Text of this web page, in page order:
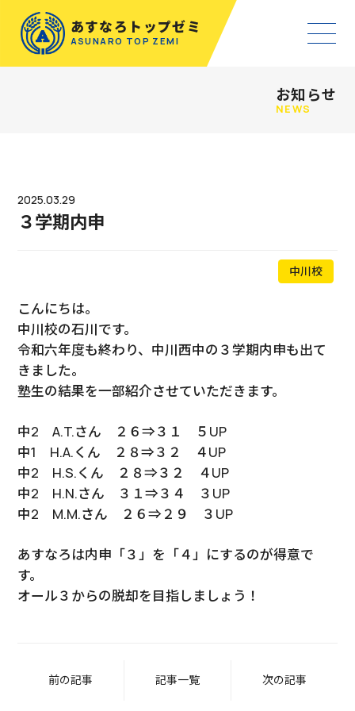
あすなろトップゼミ
ASUNARO TOP ZEMI
お知らせ
NEWS
2025.03.29
３学期内申
中川校
こんにちは。
中川校の石川です。
令和六年度も終わり、中川西中の３学期内申も出て
きました。
塾生の結果を一部紹介させていただきます。
中2 A.T.さん ２６⇒３１ ５UP
中1 H.A.くん ２８⇒３２ ４UP
中2 H.S.くん ２８⇒３２ ４UP
中2 H.N.さん ３１⇒３４ ３UP
中2 M.M.さん ２６⇒２９ ３UP
あすなろは内申「３」を「４」にするのが得意で
す。
オール３からの脱却を目指しましょう！
前の記事 記事一覧 次の記事